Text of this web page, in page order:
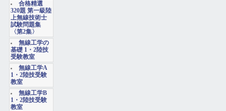
合格精選
320題 第一級陸
上無線技術士
試験問題集
〈第2集〉
無線工学の
基礎 1・2陸技
受験教室
無線工学A
1・2陸技受験
教室
無線工学B
1・2陸技受験
教室